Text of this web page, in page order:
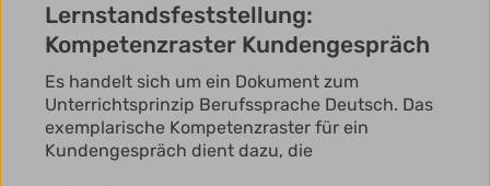
Lernstandsfeststellung:
Kompetenzraster Kundengespräch
Es handelt sich um ein Dokument zum
Unterrichtsprinzip Berufssprache Deutsch. Das
exemplarische Kompetenzraster für ein
Kundengespräch dient dazu, die